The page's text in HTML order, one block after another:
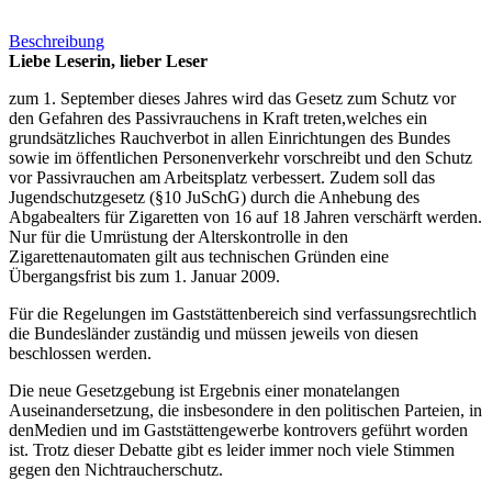
Beschreibung
Liebe Leserin, lieber Leser
zum 1. September dieses Jahres wird das Gesetz zum Schutz vor
den Gefahren des Passivrauchens in Kraft treten,welches ein
grundsätzliches Rauchverbot in allen Einrichtungen des Bundes
sowie im öffentlichen Personenverkehr vorschreibt und den Schutz
vor Passivrauchen am Arbeitsplatz verbessert. Zudem soll das
Jugendschutzgesetz (§10 JuSchG) durch die Anhebung des
Abgabealters für Zigaretten von 16 auf 18 Jahren verschärft werden.
Nur für die Umrüstung der Alterskontrolle in den
Zigarettenautomaten gilt aus technischen Gründen eine
Übergangsfrist bis zum 1. Januar 2009.
Für die Regelungen im Gaststättenbereich sind verfassungsrechtlich
die Bundesländer zuständig und müssen jeweils von diesen
beschlossen werden.
Die neue Gesetzgebung ist Ergebnis einer monatelangen
Auseinandersetzung, die insbesondere in den politischen Parteien, in
denMedien und im Gaststättengewerbe kontrovers geführt worden
ist. Trotz dieser Debatte gibt es leider immer noch viele Stimmen
gegen den Nichtraucherschutz.